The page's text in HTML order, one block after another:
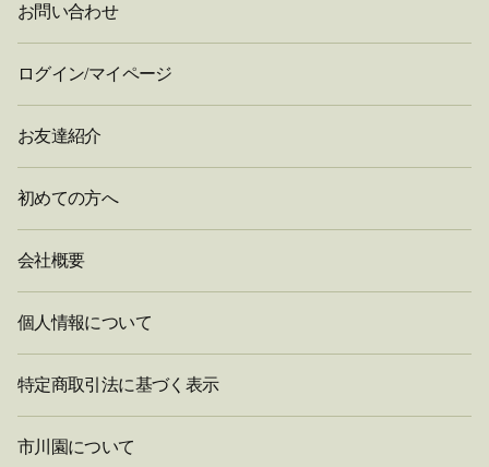
お問い合わせ
ログイン/マイページ
お友達紹介
初めての方へ
会社概要
個人情報について
特定商取引法に基づく表示
市川園について